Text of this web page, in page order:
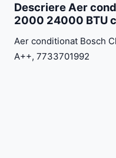
Descriere Aer
2000 24000 BTU
Aer conditionat Bosch
A++, 7733701992